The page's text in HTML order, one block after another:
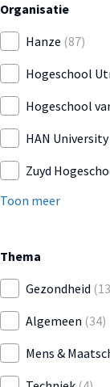
Organisatie
Hanze (87)
Hogeschool
Hogeschool
HAN
Zuyd
Toon meer
Thema
Gezondheid
Algemeen (34)
Mens &